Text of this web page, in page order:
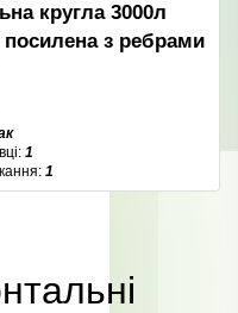
кругла 3000л
з ребрами
1
1